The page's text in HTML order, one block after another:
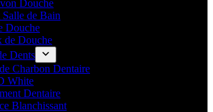
Douche
de Bain
Douche
de Douche
Dents
Charbon Dentaire
White
Dentaire
Blanchissant